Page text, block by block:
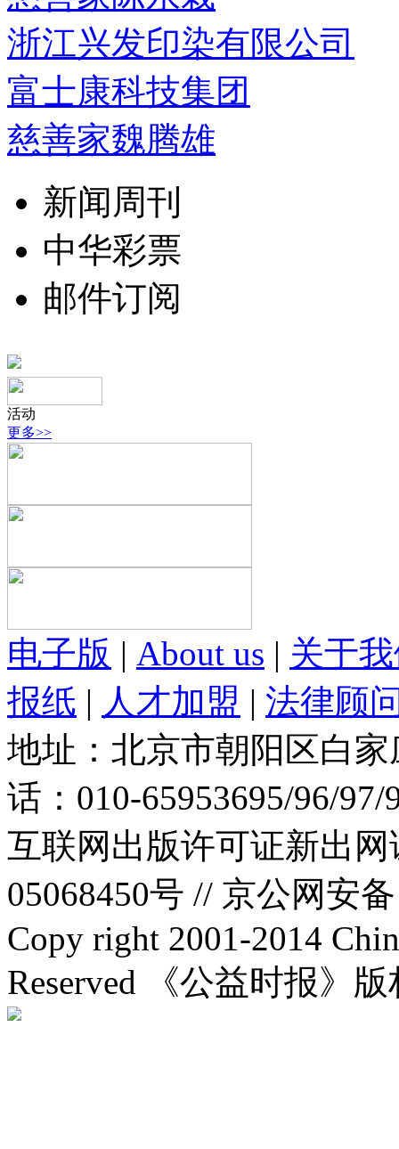
浙江兴发印染有限公司
富士康科技集团
慈善家魏腾雄
新闻周刊
中华彩票
邮件订阅
活动
更多>>
电子版 | About us | 关于
报纸 | 人才加盟 | 法律顾
地址：北京市朝阳区白
话：010-65953695/96/
互联网出版许可证新出
05068450号 // 京公网安
Copy right 2001-2014
Reserved 《公益时报》